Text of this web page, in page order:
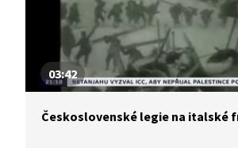
03:42
Československé legie na italské